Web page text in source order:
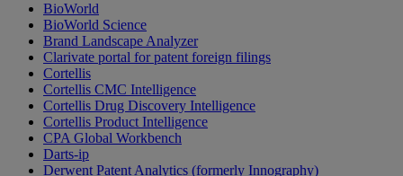
BioWorld
BioWorld Science
Brand Landscape Analyzer
Clarivate portal for patent foreign filings
Cortellis
Cortellis CMC Intelligence
Cortellis Drug Discovery Intelligence
Cortellis Product Intelligence
CPA Global Workbench
Darts-ip
Derwent Patent Analytics (formerly Innography)